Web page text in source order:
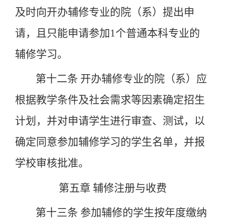
及时向开办辅修专业的院（系）提出申
请，且只能申请参加1 个普通本科专业的
辅修学习。
第十二条 开办辅修专业的院（系）应
根据教学条件及社会需求等因素确定招生
计划，并对申请学生进行审查、测试，以
确定同意参加辅修学习的学生名单，并报
学校审核批准。
第五章 辅修注册与收费
第十三条 参加辅修的学生按年度缴纳